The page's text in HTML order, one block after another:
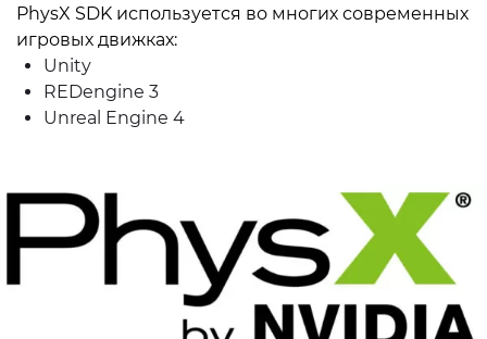
PhysX SDK используется во многих современных
игровых движках:
Unity
REDengine 3
Unreal Engine 4